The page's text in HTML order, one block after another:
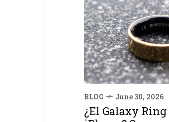
BLOG June 30, 2026
¿El Galaxy